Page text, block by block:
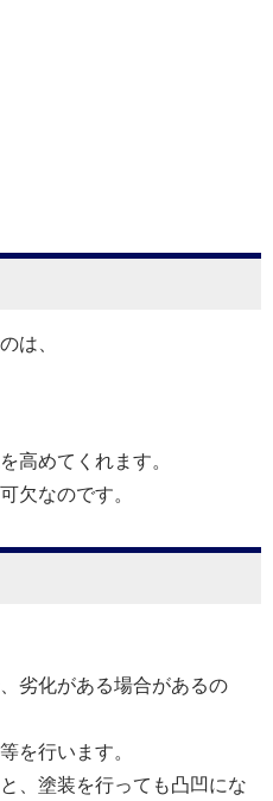
は、
高めてくれます。
欠なのです。
劣化がある場合があるの
を行います。
、塗装を行っても凸凹にな